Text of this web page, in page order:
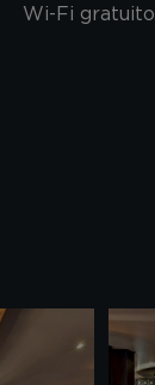
Wi-Fi gratuito